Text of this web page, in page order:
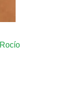
Rocío